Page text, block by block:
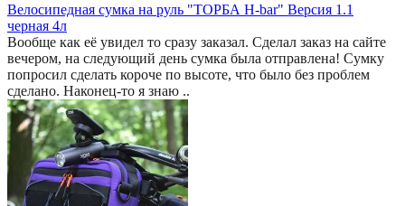
Велосипедная сумка на руль "ТОРБА H-bar" Версия 1.1
черная 4л
Вообще как её увидел то сразу заказал. Сделал заказ на сайте
вечером, на следующий день сумка была отправлена! Сумку
попросил сделать короче по высоте, что было без проблем
сделано. Наконец-то я знаю ..